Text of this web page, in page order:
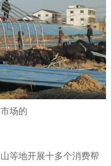
场的
等地开展十多个消费帮